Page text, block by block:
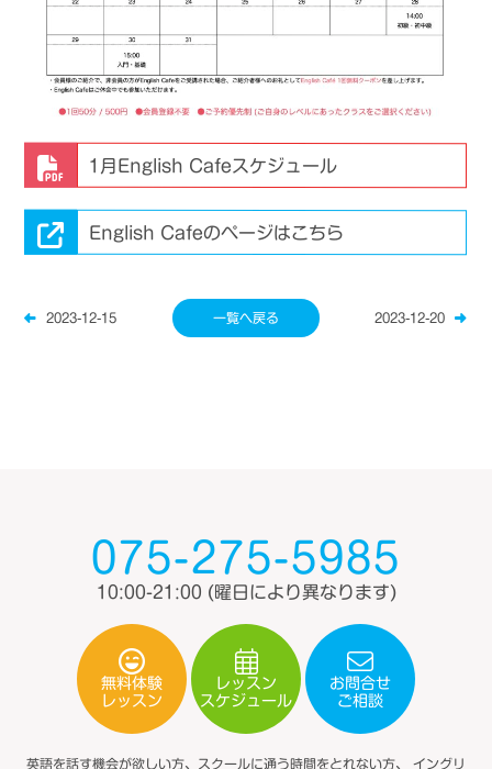
1月English Cafeスケジュール
English Cafeのページはこちら
2023-12-15 一覧へ戻る 2023-12-20
075-275-5985
10:00-21:00 (曜日により異なります)
無料体験
レッスン
レッスン
スケジュール
お問合せ
ご相談
英語を話す機会が欲しい方、スクールに通う時間をとれない方、 イングリ